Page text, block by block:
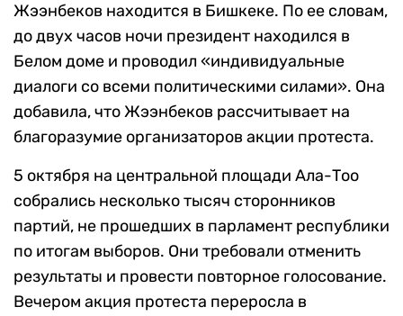
Жээнбеков находится в Бишкеке. По ее словам,
до двух часов ночи президент находился в
Белом доме и проводил «индивидуальные
диалоги со всеми политическими силами». Она
добавила, что Жээнбеков рассчитывает на
благоразумие организаторов акции протеста.
5 октября на центральной площади Ала-Тоо
собрались несколько тысяч сторонников
партий, не прошедших в парламент республики
по итогам выборов. Они требовали отменить
результаты и провести повторное голосование.
Вечером акция протеста переросла в